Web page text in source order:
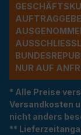
R AUF
* Alle Preise
Versandkosten
nicht anders
**